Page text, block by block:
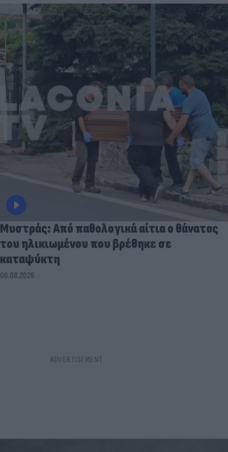
Μυστράς: Από παθολογικά αίτια ο θάνατος
του ηλικιωμένου που βρέθηκε σε
καταψύκτη
06.08.2026